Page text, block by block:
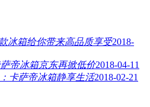
冰箱给你带来高品质享受2018-
帝冰箱京东再掀低价2018-04-11
卡萨帝冰箱静享生活2018-02-21